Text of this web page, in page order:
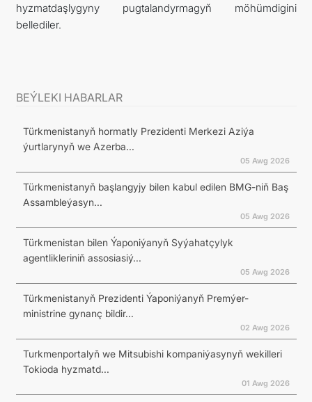
hyzmatdaşlygyny pugtalandyrmagyň möhümdigini
bellediler.
BEÝLEKI HABARLAR
Türkmenistanyň hormatly Prezidenti Merkezi Aziýa
ýurtlarynyň we Azerba...
05 Awg 2026
Türkmenistanyň başlangyjy bilen kabul edilen BMG-niň Baş
Assambleýasyn...
05 Awg 2026
Türkmenistan bilen Ýaponiýanyň Syýahatçylyk
agentlikleriniň assosiasiý...
05 Awg 2026
Türkmenistanyň Prezidenti Ýaponiýanyň Premýer-
ministrine gynanç bildir...
02 Awg 2026
Turkmenportalyň we Mitsubishi kompaniýasynyň wekilleri
Tokioda hyzmatd...
01 Awg 2026